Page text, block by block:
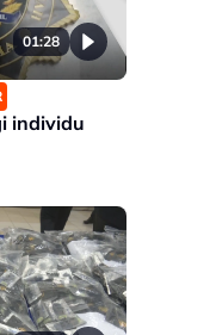
01:28
individu